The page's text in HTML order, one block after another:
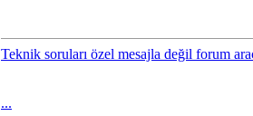
Teknik soruları özel mesajla değil forum
...